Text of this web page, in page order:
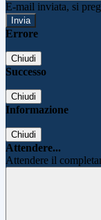
E-mail inviata, si
Errore
Chiudi
Successo
Chiudi
Informazione
Chiudi
Attendere...
Attendere il